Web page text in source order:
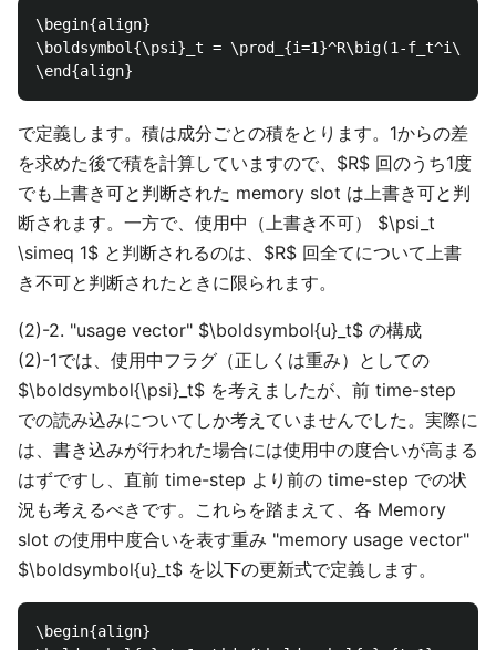
\begin{align}
\boldsymbol{\psi}_t = \prod_{i=1}^R\big(1-
で定義します。積は成分ごとの積をとります。1からの差
を求めた後で積を計算していますので、$R$ 回のうち1度
でも上書き可と判断された memory slot は上書き可と判
断されます。一方で、使用中（上書き不可） $\psi_t
\simeq 1$ と判断されるのは、$R$ 回全てについて上書
き不可と判断されたときに限られます。
(2)-2. "usage vector" $\boldsymbol{u}_t$ の構成
(2)-1では、使用中フラグ（正しくは重み）としての
$\boldsymbol{\psi}_t$ を考えましたが、前 time-step
での読み込みについてしか考えていませんでした。実際に
は、書き込みが行われた場合には使用中の度合いが高まる
はずですし、直前 time-step より前の time-step での状
況も考えるべきです。これらを踏まえて、各 Memory
slot の使用中度合いを表す重み "memory usage vector"
$\boldsymbol{u}_t$ を以下の更新式で定義します。
\begin{align}